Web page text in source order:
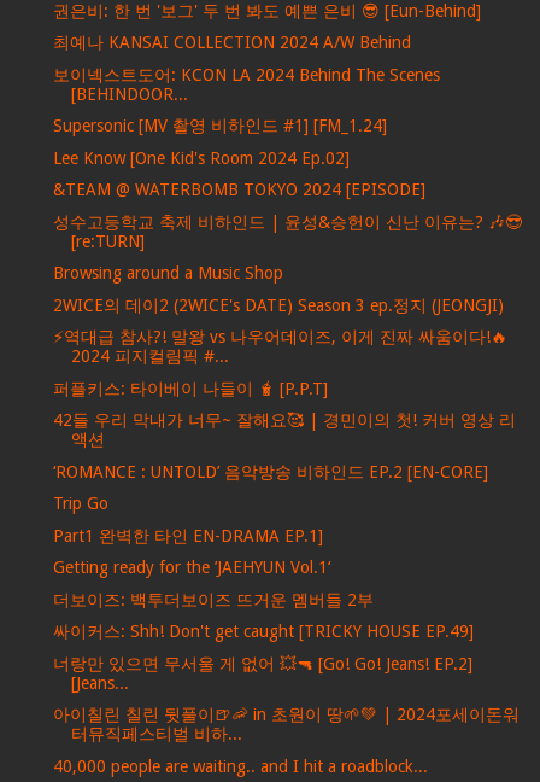
권은비: 한 번 '보그' 두 번 봐도 예쁜 은비 😎 [Eun-Behind]
최예나 KANSAI COLLECTION 2024 A/W Behind
보이넥스트도어: KCON LA 2024 Behind The Scenes
[BEHINDOOR...
Supersonic [MV 촬영 비하인드 #1] [FM_1.24]
Lee Know [One Kid's Room 2024 Ep.02]
&TEAM @ WATERBOMB TOKYO 2024 [EPISODE]
성수고등학교 축제 비하인드 | 윤성&승헌이 신난 이유는? 🎶😎
[re:TURN]
Browsing around a Music Shop
2WICE의 데이2 (2WICE's DATE) Season 3 ep.정지 (JEONGJI)
⚡역대급 참사?! 말왕 vs 나우어데이즈, 이게 진짜 싸움이다!🔥
2024 피지컬림픽 #...
퍼플키스: 타이베이 나들이 🧋 [P.P.T]
42들 우리 막내가 너무~ 잘해요🥰 | 경민이의 첫! 커버 영상 리
액션
‘ROMANCE : UNTOLD’ 음악방송 비하인드 EP.2 [EN-CORE]
Trip Go
Part1 완벽한 타인 EN-DRAMA EP.1]
Getting ready for the ’JAEHYUN Vol.1‘
더보이즈: 백투더보이즈 뜨거운 멤버들 2부
싸이커스: Shh! Don't get caught [TRICKY HOUSE EP.49]
너랑만 있으면 무서울 게 없어 💥🔫 [Go! Go! Jeans! EP.2]
[Jeans...
아이칠린 칠린 뒷풀이🍺🦐 in 초원이 땅🌱💚 | 2024포세이돈워
터뮤직페스티벌 비하...
40,000 people are waiting.. and I hit a roadblock...